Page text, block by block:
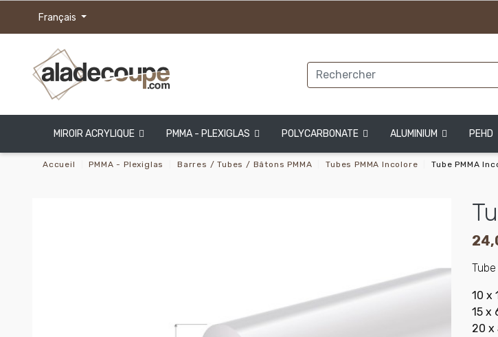
Français
MIROIR ACRYLIQUE PMMA - PLEXIGLAS POLYCARBONATE ALUMINIUM PEHD
Accueil PMMA - Plexiglas Barres / Tubes / Bâtons PMMA Tubes PMMA Incolore Tube PMMA
10 x
15 x
20 x